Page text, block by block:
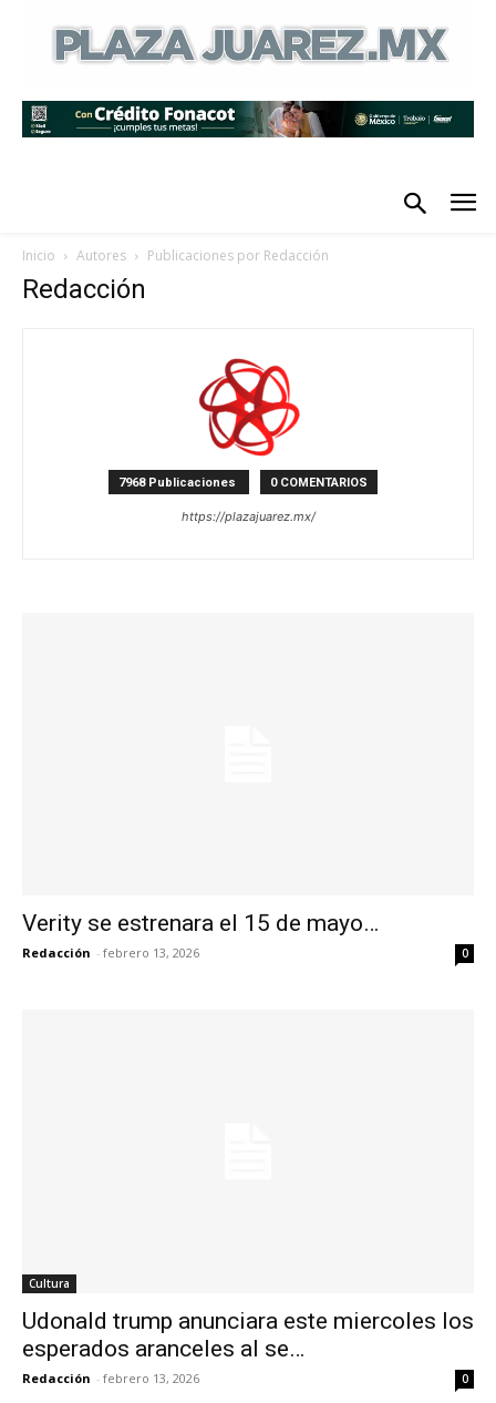
Inicio Autores Publicaciones por Redacción
Redacción
7968 Publicaciones 0 COMENTARIOS
https://plazajuarez.mx/
Verity se estrenara el 15 de mayo…
Redacción - febrero 13, 2026 0
Cultura
Udonald trump anunciara este miercoles los
esperados aranceles al se…
Redacción - febrero 13, 2026 0